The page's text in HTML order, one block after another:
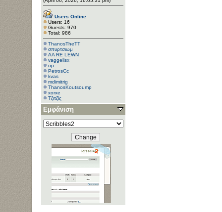
Users Online
Users: 16
Guests: 970
Total: 986
ThanosTheTT
σπυρτσιωμ
AA RE LEWN
vaggelisx
op
PetrosCc
kvas
mdimitrig
ThanosKoutsoump
xorxe
Τζιτζίς
gkg
hacky
Manifold
Εμφάνιση